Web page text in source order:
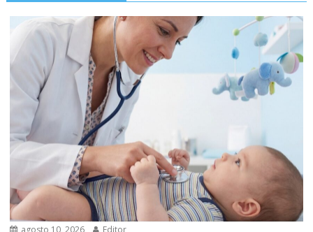
agosto 10, 2026 Editor